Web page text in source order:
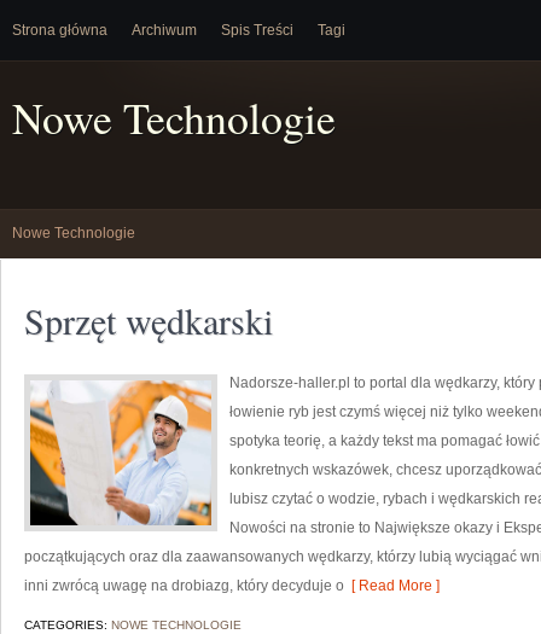
Strona główna Archiwum Spis Treści Tagi
Nowe Technologie
Nowe Technologie
Sprzęt wędkarski
Nadorsze-haller.pl to portal dla wędkarzy,
łowienie ryb jest czymś więcej niż tylko
spotyka teorię, a każdy tekst ma pomagać
konkretnych wskazówek, chcesz
lubisz czytać o wodzie, rybach i wędkarskich
Nowości na stronie to Największe okazy i
początkujących oraz dla zaawansowanych wędkarzy, którzy lubią wyciągać
inni zwrócą uwagę na drobiazg, który decyduje o [ Read More ]
CATEGORIES: NOWE TECHNOLOGIE